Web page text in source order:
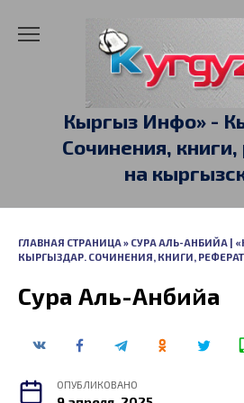
Кыргыз Инфо» -
Сочинения,
на
ГЛАВНАЯ СТРАНИЦА» СУРА АЛЬ-АНБИЙА |
КЫРГЫЗДАР. СОЧИНЕНИЯ, КНИГИ,
Сура Аль-Анбийа
ОПУБЛИКОВАНО